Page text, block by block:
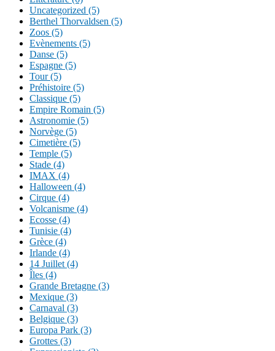
Uncategorized (5)
Berthel Thorvaldsen (5)
Zoos (5)
Evènements (5)
Danse (5)
Espagne (5)
Tour (5)
Préhistoire (5)
Classique (5)
Empire Romain (5)
Astronomie (5)
Norvège (5)
Cimetière (5)
Temple (5)
Stade (4)
IMAX (4)
Halloween (4)
Cirque (4)
Volcanisme (4)
Ecosse (4)
Tunisie (4)
Grèce (4)
Irlande (4)
14 Juillet (4)
Îles (4)
Grande Bretagne (3)
Mexique (3)
Carnaval (3)
Belgique (3)
Europa Park (3)
Grottes (3)